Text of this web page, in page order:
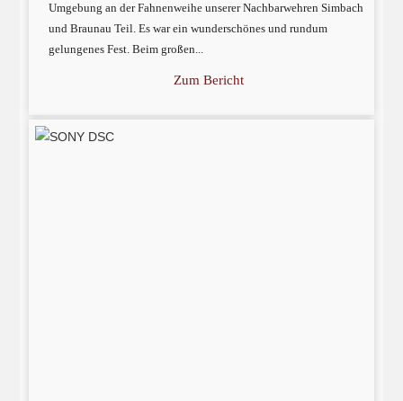
Umgebung an der Fahnenweihe unserer Nachbarwehren Simbach
und Braunau Teil. Es war ein wunderschönes und rundum
gelungenes Fest. Beim großen...
Zum Bericht